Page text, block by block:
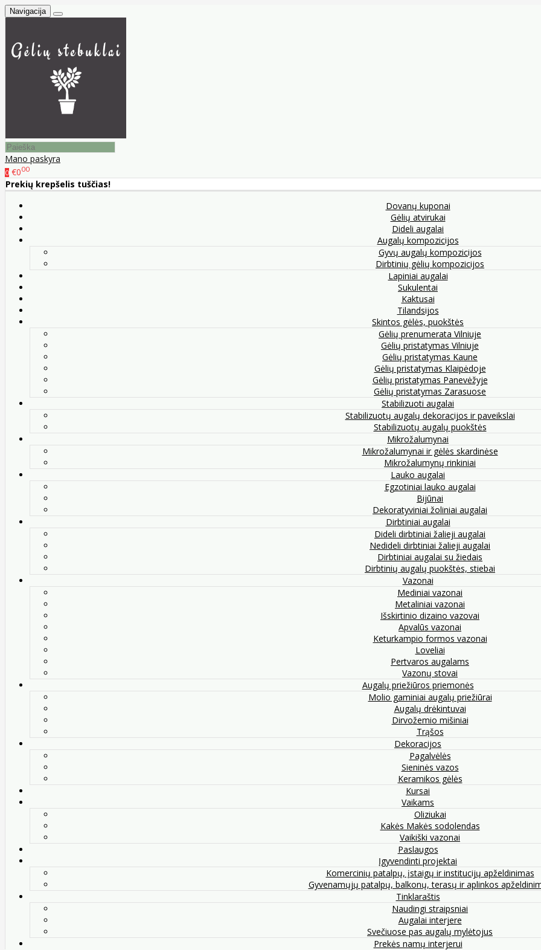
Navigacija
Mano paskyra
0 €000
Prekių krepšelis tuščias!
Dovanų kuponai
Gėlių atvirukai
Dideli augalai
Augalų kompozicijos
Gyvų augalų kompozicijos
Dirbtinių gėlių kompozicijos
Lapiniai augalai
Sukulentai
Kaktusai
Tilandsijos
Skintos gėlės, puokštės
Gėlių prenumerata Vilniuje
Gėlių pristatymas Vilniuje
Gėlių pristatymas Kaune
Gėlių pristatymas Klaipėdoje
Gėlių pristatymas Panevėžyje
Gėlių pristatymas Zarasuose
Stabilizuoti augalai
Stabilizuotų augalų dekoracijos ir paveikslai
Stabilizuotų augalų puokštės
Mikrožalumynai
Mikrožalumynai ir gėlės skardinėse
Mikrožalumynų rinkiniai
Lauko augalai
Egzotiniai lauko augalai
Bijūnai
Dekoratyviniai žoliniai augalai
Dirbtiniai augalai
Dideli dirbtiniai žalieji augalai
Nedideli dirbtiniai žalieji augalai
Dirbtiniai augalai su žiedais
Dirbtinių augalų puokštės, stiebai
Vazonai
Mediniai vazonai
Metaliniai vazonai
Išskirtinio dizaino vazovai
Apvalūs vazonai
Keturkampio formos vazonai
Loveliai
Pertvaros augalams
Vazonų stovai
Augalų priežiūros priemonės
Molio gaminiai augalų priežiūrai
Augalų drėkintuvai
Dirvožemio mišiniai
Trąšos
Dekoracijos
Pagalvėlės
Sieninės vazos
Keramikos gėlės
Kursai
Vaikams
Oliziukai
Kakės Makės sodolendas
Vaikiški vazonai
Paslaugos
Įgyvendinti projektai
Komercinių patalpų, įstaigų ir institucijų apželdinimas
Gyvenamųjų patalpų, balkonų, terasų ir aplinkos
Tinklaraštis
Naudingi straipsniai
Augalai interjere
Svečiuose pas augalų mylėtojus
Prekės namų interjerui